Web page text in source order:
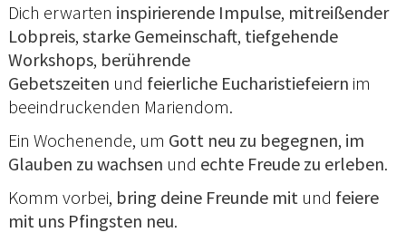
Dich erwarten inspirierende Impulse, mitreißender
Lobpreis, starke Gemeinschaft, tiefgehende
Workshops, berührende
Gebetszeiten und feierliche Eucharistiefeiern im
beeindruckenden Mariendom.
Ein Wochenende, um Gott neu zu begegnen, im
Glauben zu wachsen und echte Freude zu erleben.
Komm vorbei, bring deine Freunde mit und feiere
mit uns Pfingsten neu.